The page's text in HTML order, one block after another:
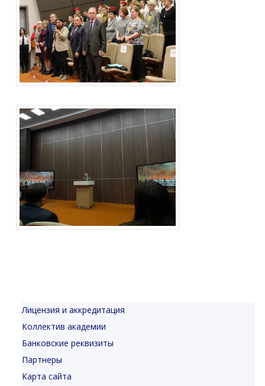
Лицензия и аккредитация
Коллектив академии
Банковские реквизиты
Партнеры
Карта сайта